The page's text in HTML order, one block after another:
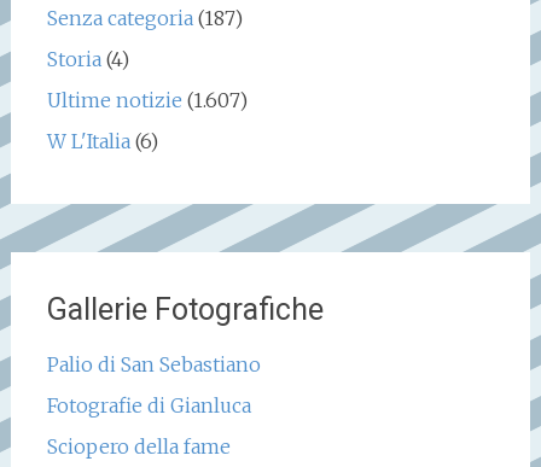
Senza categoria(187)
Storia(4)
Ultime notizie (1.607)
W L'Italia(6)
Gallerie Fotografiche
Palio di San Sebastiano
Fotografie di Gianluca
Sciopero della fame